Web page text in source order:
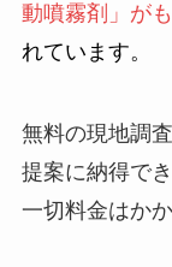
動噴霧剤」が
れています。
無料の現地調
提案に納得で
一切料金はか